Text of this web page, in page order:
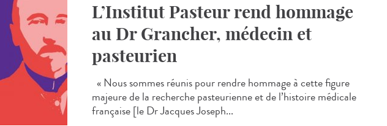
L’Institut Pasteur rend hommage
au Dr Grancher, médecin et
pasteurien
« Nous sommes réunis pour rendre hommage à cette figure
majeure de la recherche pasteurienne et de l’histoire médicale
française [le Dr Jacques Joseph...